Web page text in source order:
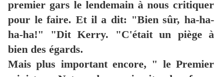
premier gars le lendemain à nous critiquer
pour le faire. Et il a dit: "Bien sûr, ha-ha-
ha-ha!" "Dit Kerry. "C'était un piège à
bien des égards.
Mais plus important encore, " le Premier